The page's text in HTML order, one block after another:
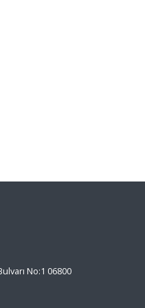
No:1 06800